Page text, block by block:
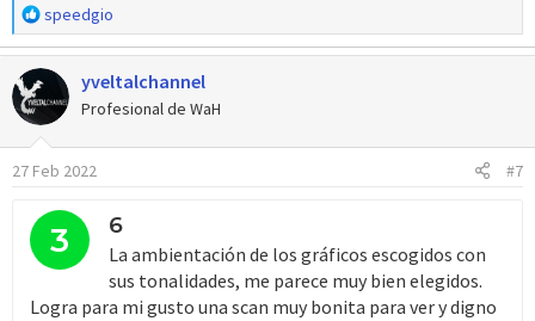
R
e
a
c
c
i
o
n
s
speedgio
yveltalchannel
Profesional de WaH
27 Feb 2022 #7
3 6
La ambientación de los gráficos escogidos con
sus tonalidades, me parece muy bien elegidos.
Logra para mi gusto una scan muy bonita para ver y digno